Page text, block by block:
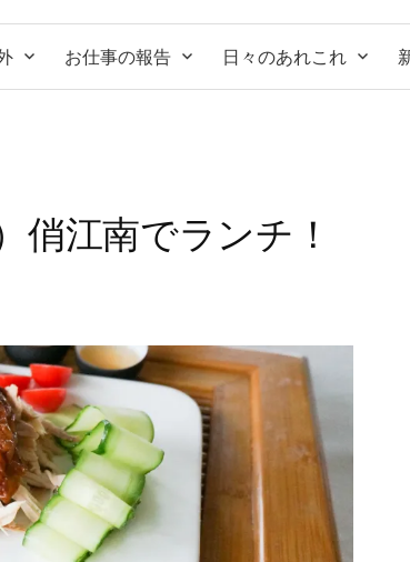
お仕事の報告 日々のあれこれ
江南でランチ！